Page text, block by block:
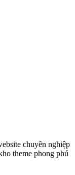
chuyên nghiệp
theme phong phú